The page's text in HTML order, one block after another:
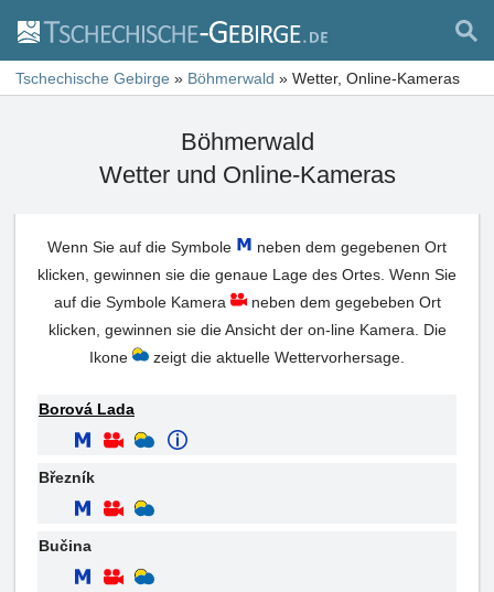
Tschechische Gebirge » Böhmerwald » Wetter, Online-Kameras
Böhmerwald
Wetter und Online-Kameras
Wenn Sie auf die Symbole
neben dem gegebenen Ort
klicken, gewinnen sie die genaue Lage des Ortes. Wenn Sie
auf die Symbole Kamera
neben dem gegebeben Ort
klicken, gewinnen sie die Ansicht der on-line Kamera. Die
Ikone
zeigt die aktuelle Wettervorhersage.
Borová Lada
Březník
Bučina